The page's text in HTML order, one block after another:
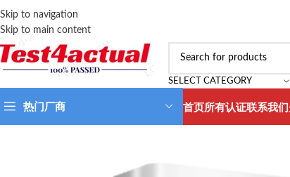
Skip to navigation
Skip to main content
SELECT CATEGORY
热门厂商 首页所有认证联系我们